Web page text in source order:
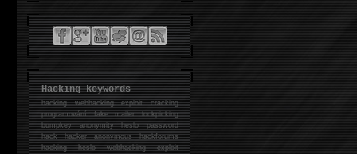
Hacking keywords
hackingwebhacking exploit cracking
programování fake mailer lockpicking
bumpkey anonymity heslo password
hackhacker anonymous hackforums
hackingheslo webhacking exploit